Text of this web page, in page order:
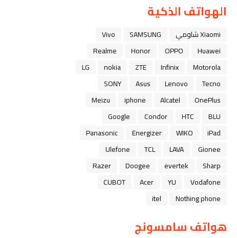
الهواتف الذكية
Xiaomi شاومي SAMSUNG
Vivo
Huawei
OPPO
Honor
Realme
Motorola
Infinix
ZTE
nokia
LG
Tecno
Lenovo
Asus
SONY
OnePlus
Alcatel
iphone
Meizu
BLU
HTC
Condor
Google
iPad
WIKO
Energizer
Panasonic
Gionee
LAVA
TCL
Ulefone
Sharp
evertek
Doogee
Razer
Vodafone
YU
Acer
CUBOT
Nothing phone
itel
هواتف سامسونج